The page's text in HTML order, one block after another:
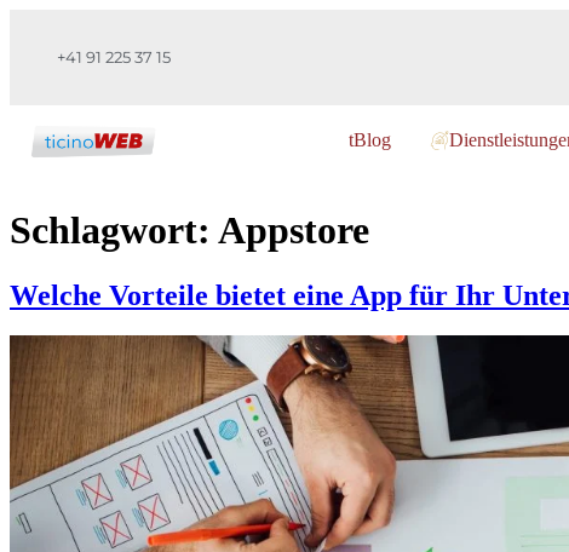
+41 91 225 37 15
tBlog
Schlagwort: Appstore
Welche Vorteile bietet eine App für Ihr